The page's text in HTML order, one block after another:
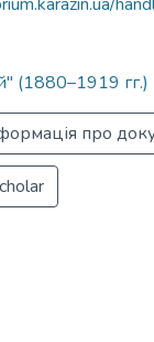
гг.)
про